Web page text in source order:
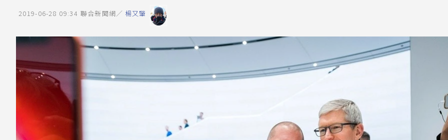
2019-06-28 09:34 聯合新聞網／ 楊又肇